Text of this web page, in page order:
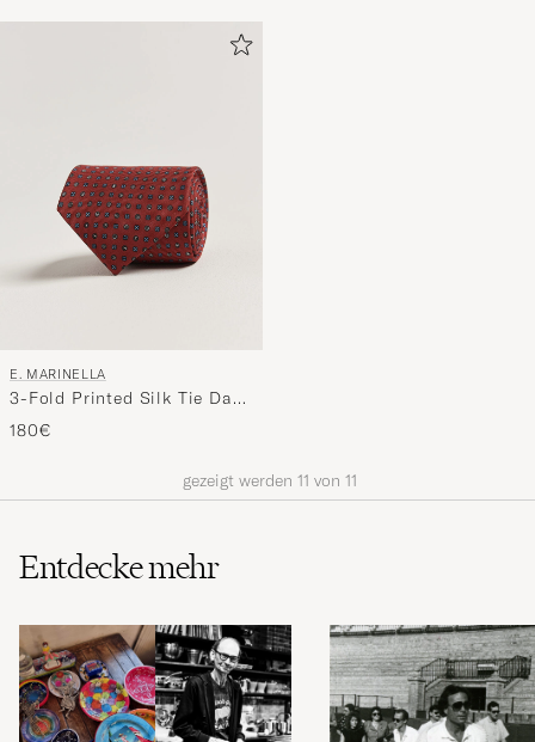
E. MARINELLA
3-Fold Printed Silk Tie Dark
Red
180€
gezeigt werden 11 von 11
Entdecke mehr